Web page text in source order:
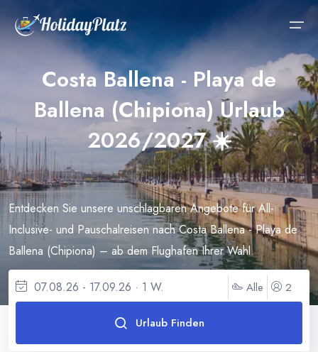
Last Minute
Last-Minute Bulgarien
Last-Minute Türkei
Last-Minute Spanien
Last-Minute Griechenland
Last-Minute Ägypten
Last-Minute Kanaren
Last-Minute Mallorca
Beliebte Reiseziele
Dominikanische Republik
Bulgarien
Mallorca
Kanarische Inseln
Kreta
Malediven
Urlaub
Schnäppchen
Reisekalender
Pauschalreisen
Last-Minute
All-Inclusive
Kreuzfahrten
Rundreisen
Costa Ballena - Playa de
Ballena (Chipiona) Urlaub
2026/2027 ☀️
Entdecken Sie unsere unschlagbaren Angebote für All-
Inclusive- und Pauschalreisen nach Costa Ballena - Playa de
Ballena (Chipiona) – ab dem Flughafen Ihrer Wahl.
07.08.26 - 17.09.26 · 1 W. Alle 2
Urlaub Finden